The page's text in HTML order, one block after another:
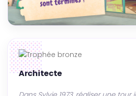
Architecte